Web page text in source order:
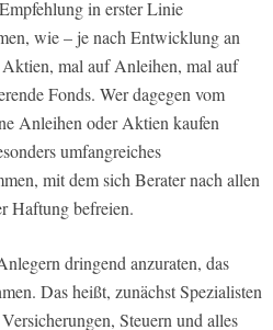
in erster Linie
wie – je nach Entwicklung an
mal auf Anleihen, mal auf
Fonds. Wer dagegen vom
Anleihen oder Aktien kaufen
umfangreiches
mit dem sich Berater nach allen
Haftung befreien.
dringend anzuraten, das
Das heißt, zunächst Spezialisten
Steuern und alles